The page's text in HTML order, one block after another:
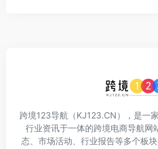
跨境123导航（KJ123.CN），是一
行业资讯于一体的跨境电商导航网
态、市场活动、行业报告等多个板